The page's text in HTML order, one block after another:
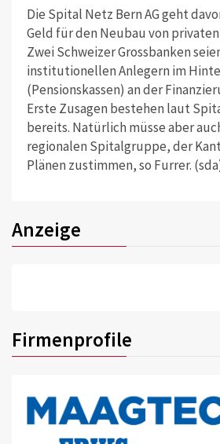
Die Spital Netz Bern AG geht
Geld für den Neubau von
Zwei Schweizer Grossbanken
institutionellen Anlegern im
(Pensionskassen) an der
Erste Zusagen bestehen laut
bereits. Natürlich müsse aber
regionalen Spitalgruppe, der
Plänen zustimmen, so Furrer.
Anzeige
Firmenprofile